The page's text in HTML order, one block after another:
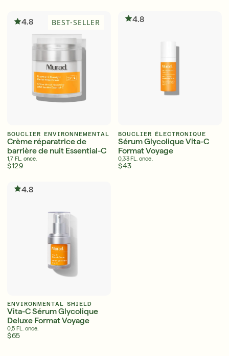
4.8 BEST-SELLER
BOUCLIER ENVIRONNEMENTAL
Crème réparatrice de
barrière de nuit Essential-C
1,7 FL. once.
$129
4.8
BOUCLIER ÉLECTRONIQUE
Sérum Glycolique Vita-C
Format Voyage
0,33 FL. once.
$43
4.8
ENVIRONMENTAL SHIELD
Vita-C Sérum Glycolique
Deluxe Format Voyage
0,5 FL. once.
$65
Français
Français